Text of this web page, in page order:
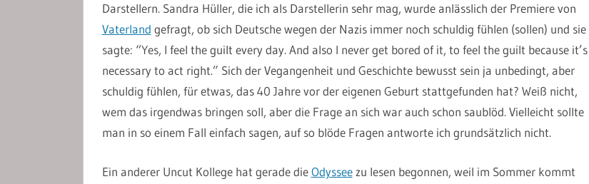
Darstellern. Sandra Hüller, die ich als Darstellerin sehr mag, wurde anlässlich der Premiere von
Vaterland gefragt, ob sich Deutsche wegen der Nazis immer noch schuldig fühlen (sollen) und sie
sagte: “Yes, I feel the guilt every day. And also I never get bored of it, to feel the guilt because it’s
necessary to act right.” Sich der Vegangenheit und Geschichte bewusst sein ja unbedingt, aber
schuldig fühlen, für etwas, das 40 Jahre vor der eigenen Geburt stattgefunden hat? Weiß nicht,
wem das irgendwas bringen soll, aber die Frage an sich war auch schon saublöd. Vielleicht sollte
man in so einem Fall einfach sagen, auf so blöde Fragen antworte ich grundsätzlich nicht.
Ein anderer Uncut Kollege hat gerade dieOdysseezu lesen begonnen, weil im Sommer kommt